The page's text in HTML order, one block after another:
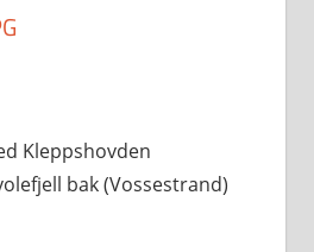
Kleppshovden
bak (Vossestrand)